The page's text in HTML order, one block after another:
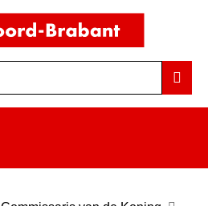
Ga
de
inhoud